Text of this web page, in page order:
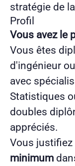
stratégie de
Profil
Vous avez le
Vous êtes
d'ingénieur
avec
Statistiques
doubles
appréciés.
Vous justifiez
minimum